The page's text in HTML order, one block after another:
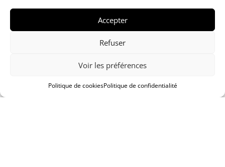
Accepter
Refuser
Voir les préférences
Politique de cookiesPolitique de confidentialité
Depuis 1870, en tant qu’entreprise familiale, nous faisons partie
de la vie des Veveysans et Veveysannes et plus particulièrement
de celle du quartier de l’Hôtel-de-Ville depuis plus de 95 ans !